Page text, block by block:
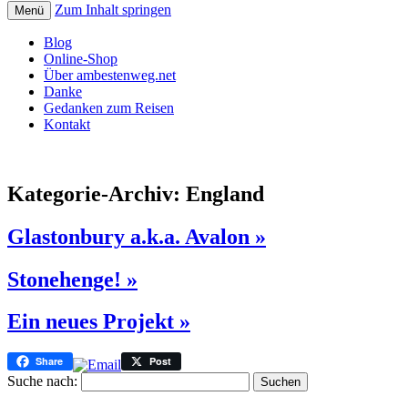
Menü Zum Inhalt springen
Blog
Online-Shop
Über ambestenweg.net
Danke
Gedanken zum Reisen
Kontakt
Kategorie-Archiv: England
Glastonbury a.k.a. Avalon »
Stonehenge! »
Ein neues Projekt »
Share Post
Suche nach: